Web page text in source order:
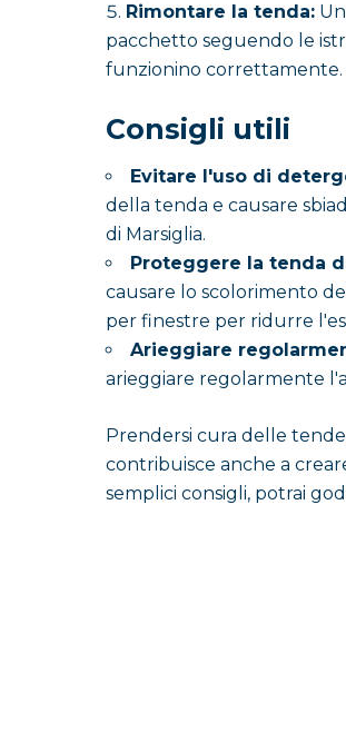
Rimontare la tenda:
pacchetto seguendo le
funzionino correttamente.
Consigli utili
Evitare l'uso di
della tenda e causare
di Marsiglia.
Proteggere la tenda
causare lo scolorimento
per finestre per ridurre
Arieggiare
arieggiare regolarmente
Prendersi cura delle
contribuisce anche a
semplici consigli, potrai